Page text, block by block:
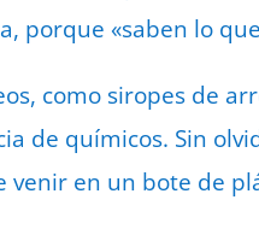
porque «saben lo
como siropes de
de químicos. Sin
en un bote de